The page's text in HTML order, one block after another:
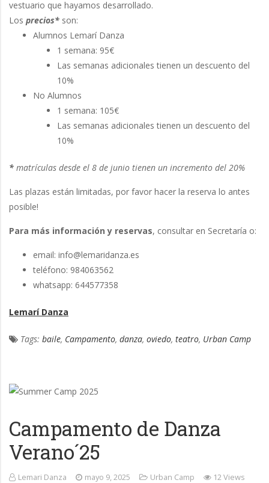
vestuario que hayamos desarrollado.
Los precios* son:
Alumnos Lemarí Danza
1 semana: 95€
Las semanas adicionales tienen un descuento del
10%
No Alumnos
1 semana: 105€
Las semanas adicionales tienen un descuento del
10%
* matrículas desde el 8 de junio tienen un incremento del 20%
Las plazas están limitadas, por favor hacer la reserva lo antes
posible!
Para más información y reservas, consultar en Secretaría o:
email: info@lemaridanza.es
teléfono: 984063562
whatsapp: 644577358
Lemarí Danza
Tags: baile, Campamento, danza, oviedo, teatro, Urban Camp
Campamento de Danza
Verano´25
Lemari Danza mayo 9, 2025 Urban Camp
12 Views